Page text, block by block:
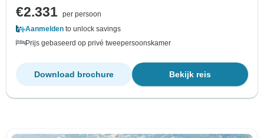
€2.331 per persoon
Aanmelden to unlock savings
Prijs gebaseerd op privé tweepersoonskamer
Bekijk reis
Download brochure